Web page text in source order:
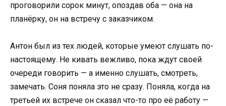
проговорили сорок минут, опоздав оба — она на
планёрку, он на встречу с заказчиком.
Антон был из тех людей, которые умеют слушать по-
настоящему. Не кивать вежливо, пока ждут своей
очереди говорить — а именно слушать, смотреть,
замечать. Соня поняла это не сразу. Поняла, когда на
третьей их встрече он сказал что-то про её работу —